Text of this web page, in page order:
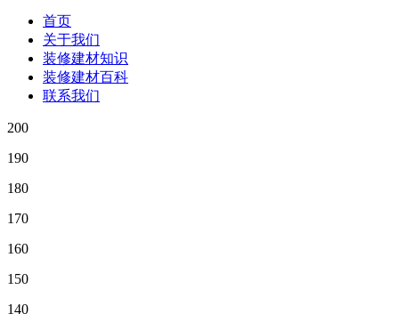
首页
关于我们
装修建材知识
装修建材百科
联系我们
200
190
180
170
160
150
140